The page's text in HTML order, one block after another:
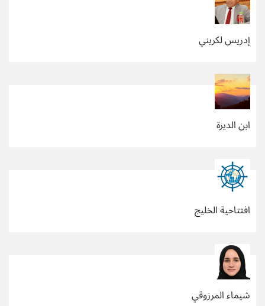
إدريس لكريني
ابن الديرة
افتتاحية الخليج
شيماء المرزوقي